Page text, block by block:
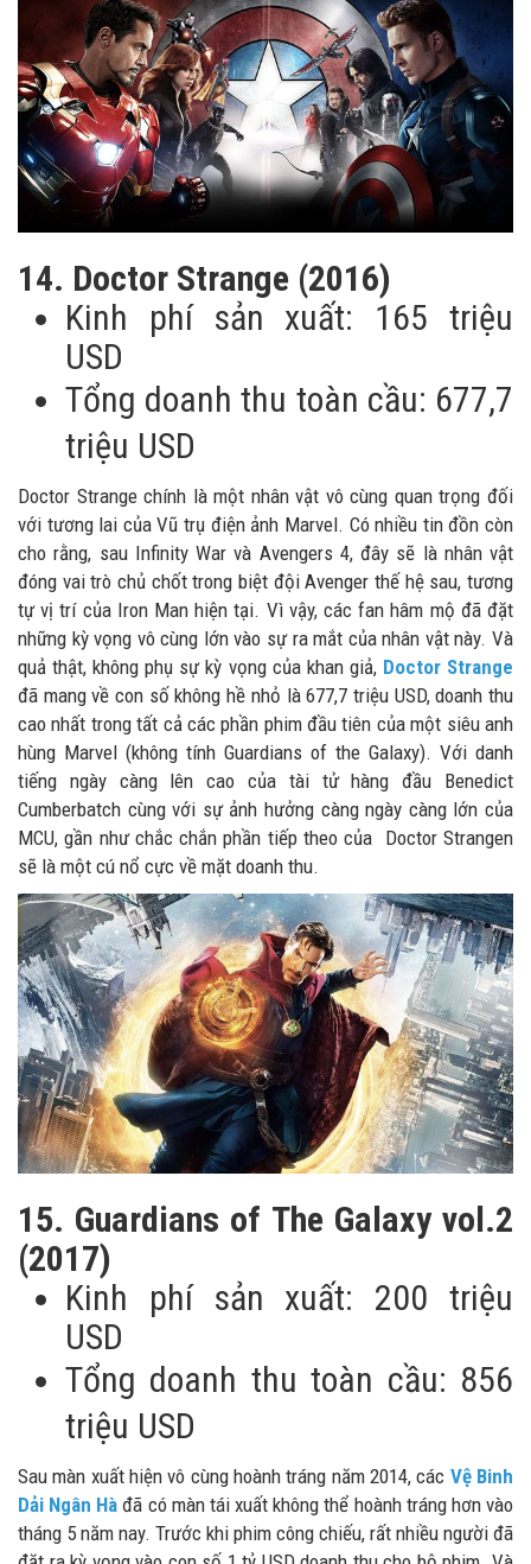
14. Doctor Strange (2016)
Kinh phí sản xuất: 165 triệu
USD
Tổng doanh thu toàn cầu: 677,7
triệu USD
Doctor Strange chính là một nhân vật vô cùng quan trọng đối
với tương lai của Vũ trụ điện ảnh Marvel. Có nhiều tin đồn còn
cho rằng, sau Infinity War và Avengers 4, đây sẽ là nhân vật
đóng vai trò chủ chốt trong biệt đội Avenger thế hệ sau, tương
tự vị trí của Iron Man hiện tại. Vì vậy, các fan hâm mộ đã đặt
những kỳ vọng vô cùng lớn vào sự ra mắt của nhân vật này. Và
quả thật, không phụ sự kỳ vọng của khan giả, Doctor Strange
đã mang về con số không hề nhỏ là 677,7 triệu USD, doanh thu
cao nhất trong tất cả các phần phim đầu tiên của một siêu anh
hùng Marvel (không tính Guardians of the Galaxy). Với danh
tiếng ngày càng lên cao của tài tử hàng đầu Benedict
Cumberbatch cùng với sự ảnh hưởng càng ngày càng lớn của
MCU, gần như chắc chắn phần tiếp theo của Doctor Strangen
sẽ là một cú nổ cực về mặt doanh thu.
15. Guardians of The Galaxy vol.2
(2017)
Kinh phí sản xuất: 200 triệu
USD
Tổng doanh thu toàn cầu: 856
triệu USD
Sau màn xuất hiện vô cùng hoành tráng năm 2014, các Vệ Binh
Dải Ngân Hà đã có màn tái xuất không thể hoành tráng hơn vào
tháng 5 năm nay. Trước khi phim công chiếu, rất nhiều người đã